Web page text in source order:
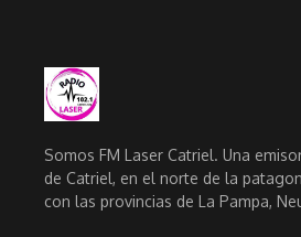
Somos FM Laser Catriel. Una
de Catriel, en el norte de la
con las provincias de La Pampa,